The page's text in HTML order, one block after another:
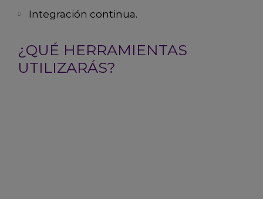
Integración continua.
¿QUÉ HERRAMIENTAS
UTILIZARÁS?